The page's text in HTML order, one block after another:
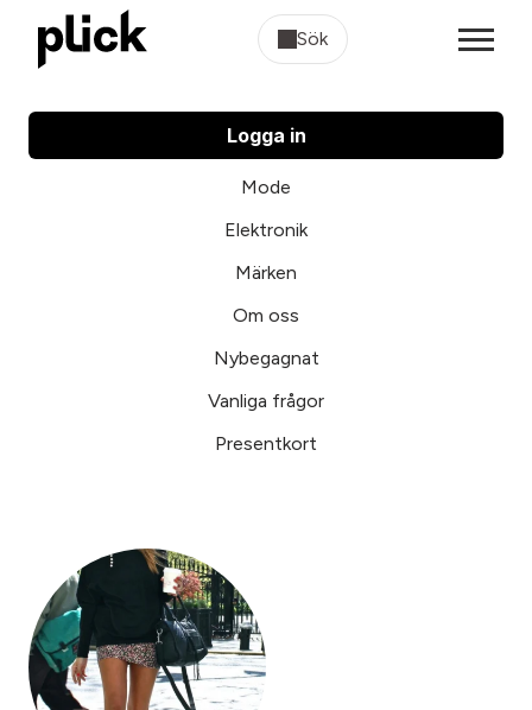
Sök
Logga in
Mode
Elektronik
Märken
Om oss
Nybegagnat
Vanliga frågor
Presentkort